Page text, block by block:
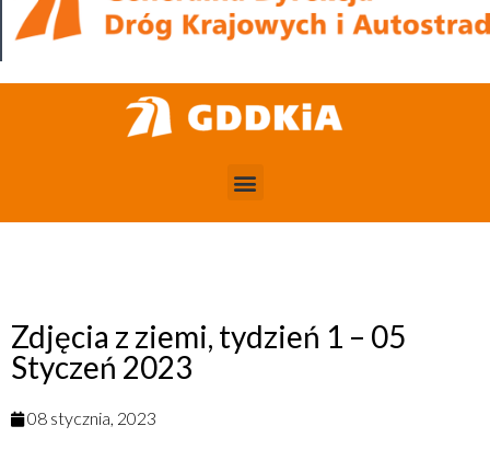
Zdjęcia z ziemi, tydzień 1 – 05
Styczeń 2023
08 stycznia, 2023